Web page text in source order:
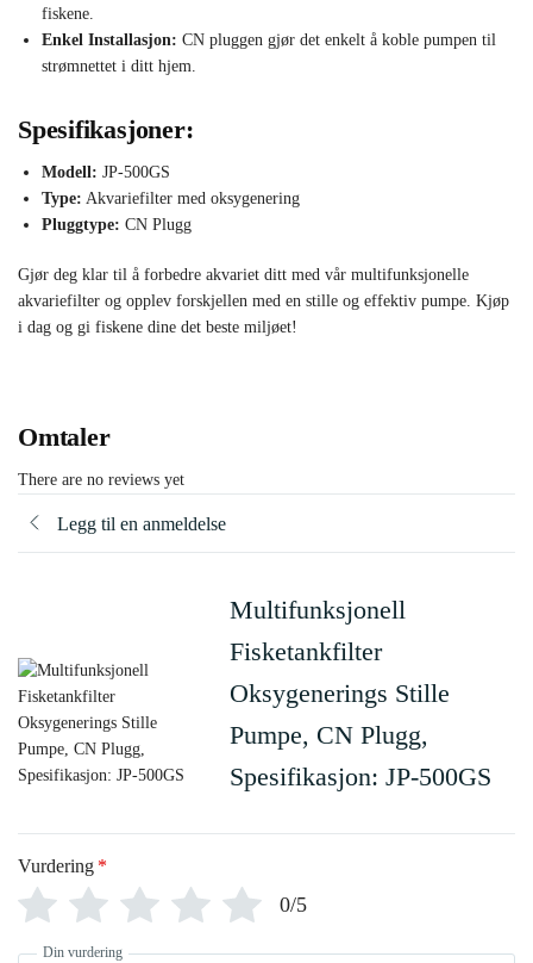
fiskene.
Enkel Installasjon: CN pluggen gjør det enkelt å koble pumpen til
strømnettet i ditt hjem.
Spesifikasjoner:
Modell: JP-500GS
Type: Akvariefilter med oksygenering
Pluggtype: CN Plugg
Gjør deg klar til å forbedre akvariet ditt med vår multifunksjonelle
akvariefilter og opplev forskjellen med en stille og effektiv pumpe. Kjøp
i dag og gi fiskene dine det beste miljøet!
Omtaler
There are no reviews yet
Legg til en anmeldelse
Multifunksjonell
Fisketankfilter
Oksygenerings Stille
Pumpe, CN Plugg,
Spesifikasjon: JP-500GS
Vurdering *
0/5
Din vurdering